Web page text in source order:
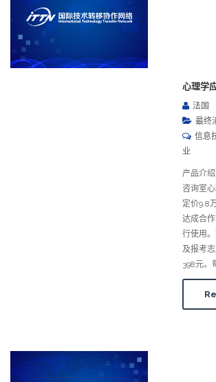
心理学
法国
最终
信息
业
产品介
咨询室
定价9.8
达成合
行使用
及报考
398元。